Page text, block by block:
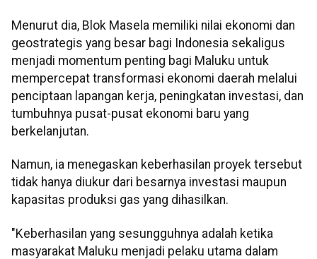
Menurut dia, Blok Masela memiliki nilai ekonomi dan
geostrategis yang besar bagi Indonesia sekaligus
menjadi momentum penting bagi Maluku untuk
mempercepat transformasi ekonomi daerah melalui
penciptaan lapangan kerja, peningkatan investasi, dan
tumbuhnya pusat-pusat ekonomi baru yang
berkelanjutan.
Namun, ia menegaskan keberhasilan proyek tersebut
tidak hanya diukur dari besarnya investasi maupun
kapasitas produksi gas yang dihasilkan.
"Keberhasilan yang sesungguhnya adalah ketika
masyarakat Maluku menjadi pelaku utama dalam